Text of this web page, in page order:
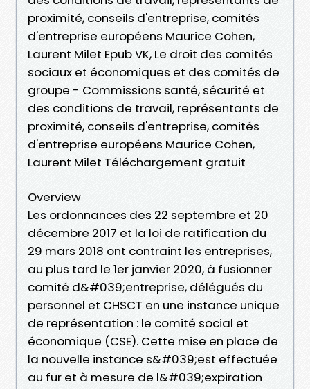
proximité, conseils d'entreprise, comités
d'entreprise européens Maurice Cohen,
Laurent Milet Epub VK, Le droit des comités
sociaux et économiques et des comités de
groupe - Commissions santé, sécurité et
des conditions de travail, représentants de
proximité, conseils d'entreprise, comités
d'entreprise européens Maurice Cohen,
Laurent Milet Téléchargement gratuit
Overview
Les ordonnances des 22 septembre et 20
décembre 2017 et la loi de ratification du
29 mars 2018 ont contraint les entreprises,
au plus tard le 1er janvier 2020, à fusionner
comité d&#039;entreprise, délégués du
personnel et CHSCT en une instance unique
de représentation : le comité social et
économique (CSE). Cette mise en place de
la nouvelle instance s&#039;est effectuée
au fur et à mesure de l&#039;expiration